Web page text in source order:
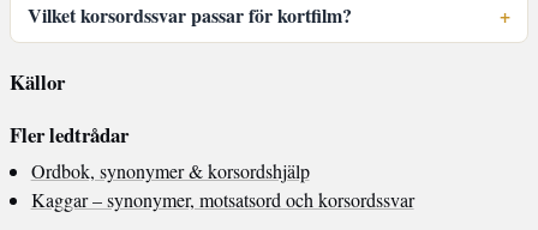
Vilket korsordssvar passar för kortfilm?
Källor
Fler ledtrådar
Ordbok, synonymer & korsordshjälp
Kaggar – synonymer, motsatsord och korsordssvar